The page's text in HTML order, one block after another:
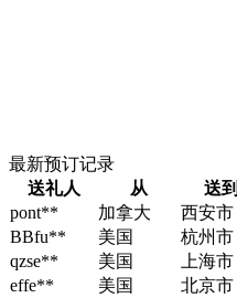
最新预订记录
送礼人
从 送到
pont**
加拿大 西安市
BBfu**
美国 杭州市
qzse**
美国 上海市
effe**
美国 北京市